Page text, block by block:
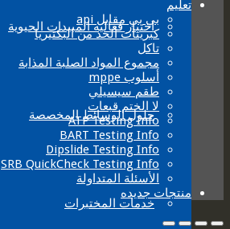
اختبار فعاليه المبيدات الحيوية
حلول الوسائط المخصصة
خدمات المختبرات
تعليم
بي بي مقابل api
كبريتات الحد من البكتيريا
تاكل
مجموع المواد الصلبة المذابة
أسلوب mppe
طقم سيسيلي
لا الختم قبعات
ATP Testing Info
BART Testing Info
Dipslide Testing Info
SRB QuickCheck Testing Info
الأسئلة المتداولة
منتجات جديده